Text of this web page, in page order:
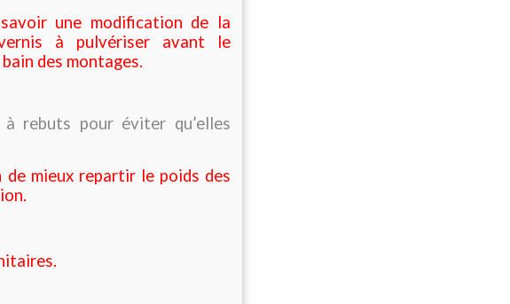
une modification de la
à pulvériser avant le
des montages.
rebuts pour éviter qu’elles
mieux repartir le poids des